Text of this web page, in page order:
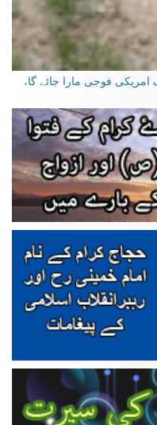
فوجی مارا جائے گا،